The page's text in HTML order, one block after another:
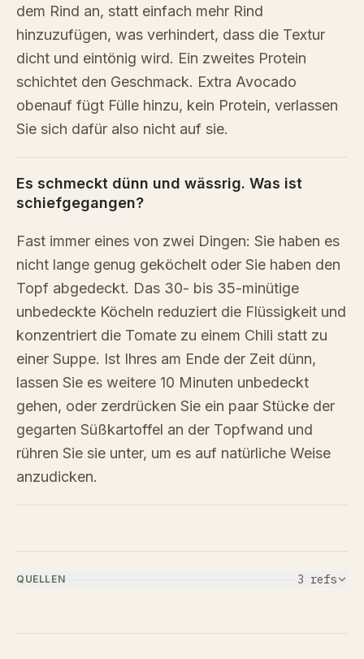
dem Rind an, statt einfach mehr Rind
hinzuzufügen, was verhindert, dass die Textur
dicht und eintönig wird. Ein zweites Protein
schichtet den Geschmack. Extra Avocado
obenauf fügt Fülle hinzu, kein Protein, verlassen
Sie sich dafür also nicht auf sie.
Es schmeckt dünn und wässrig. Was ist
schiefgegangen?
Fast immer eines von zwei Dingen: Sie haben es
nicht lange genug geköchelt oder Sie haben den
Topf abgedeckt. Das 30- bis 35-minütige
unbedeckte Köcheln reduziert die Flüssigkeit und
konzentriert die Tomate zu einem Chili statt zu
einer Suppe. Ist Ihres am Ende der Zeit dünn,
lassen Sie es weitere 10 Minuten unbedeckt
gehen, oder zerdrücken Sie ein paar Stücke der
gegarten Süßkartoffel an der Topfwand und
rühren Sie sie unter, um es auf natürliche Weise
anzudicken.
QUELLEN 3 refs